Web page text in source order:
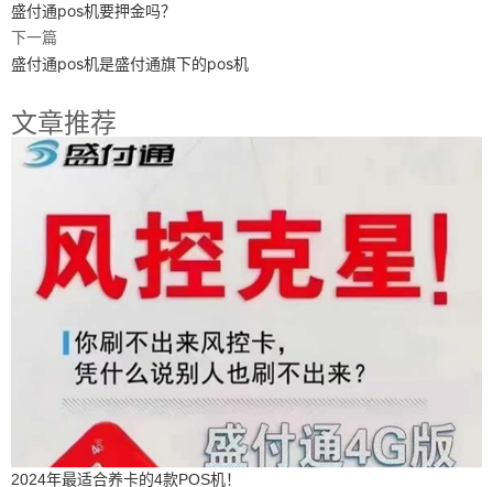
盛付通pos机要押金吗？
下一篇
盛付通pos机是盛付通旗下的pos机
文章推荐
2024年最适合养卡的4款POS机！